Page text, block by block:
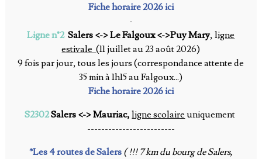
Fiche horaire 2026 ici
-
Ligne n°2 Salers <-> Le Falgoux<->Puy Mary, ligne
estivale(11 juillet au 23 août 2026)
9 fois par jour, tous les jours (correspondance attente de
35 min à 1h15 au Falgoux...)
Fiche horaire 2026 ici
S2302Salers <-> Mauriac, ligne scolaire uniquement
-------------------------
*Les 4 routes de Salers ( !!! 7 km du bourg de Salers,